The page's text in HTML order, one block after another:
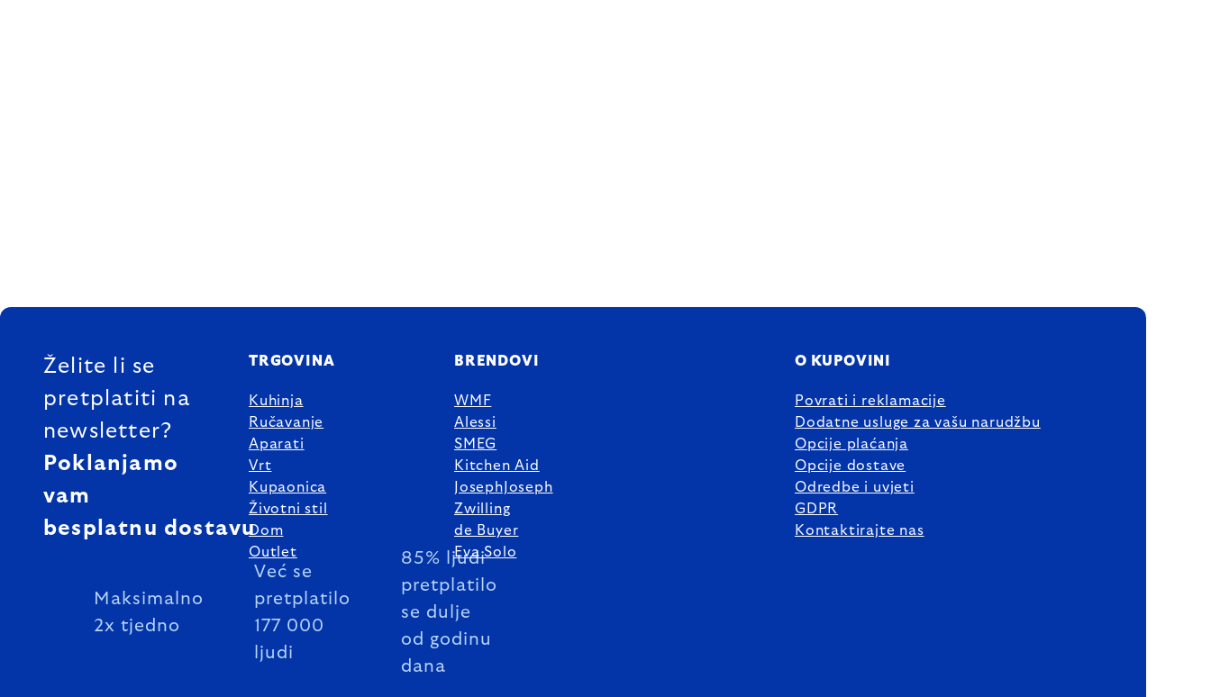
FOOTER
Želite li se
pretplatiti na
newsletter?
Poklanjamo
vam
besplatnu dostavu
Maksimalno
2x tjedno
Već se
pretplatilo
177 000
ljudi
85% ljudi
pretplatilo
se dulje
od godinu
dana
TRGOVINA
Kuhinja
Ručavanje
Aparati
Vrt
Kupaonica
Životni stil
Dom
Outlet
BRENDOVI
WMF
Alessi
SMEG
Kitchen Aid
JosephJoseph
Zwilling
de Buyer
Eva Solo
O KUPOVINI
Povrati i reklamacije
Dodatne usluge za vašu narudžbu
Opcije plaćanja
Opcije dostave
Odredbe i uvjeti
GDPR
Kontaktirajte nas